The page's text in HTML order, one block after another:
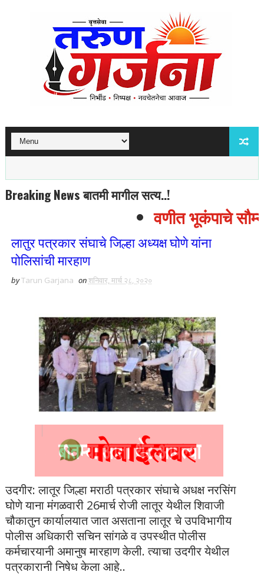
Breaking News बातमी मागील सत्य..!
वणीत भूकंपाचे सौम्य
लातुर पत्रकार संघाचे जिल्हा अध्यक्ष घोणे यांना
पोलिसांची मारहाण
byTarun Garjana onशनिवार, मार्च २८, २०२०
उदगीर: लातूर जिल्हा मराठी पत्रकार संघाचे अधक्ष नरसिंग
घोणे याना मंगळवारी 26मार्च रोजी लातूर येथील शिवाजी
चौकातुन कार्यालयात जात असताना लातूर चे उपविभागीय
पोलीस अधिकारी सचिन सांगळे व उपस्थीत पोलीस
कर्मचारयानी अमानुष मारहाण केली. त्याचा उदगीर येथील
पत्रकारानी निषेध केला आहे..